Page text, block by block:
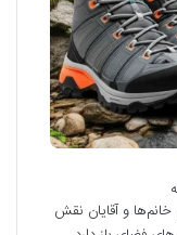
و آقایان نقش